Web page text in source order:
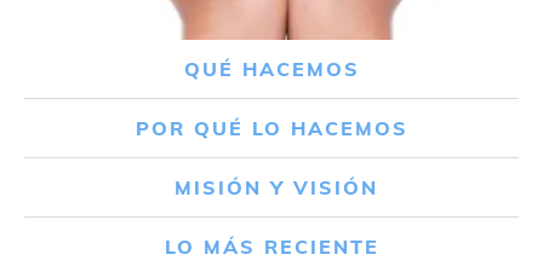
QUÉ HACEMOS
POR QUÉ LO HACEMOS
MISIÓN Y VISIÓN
LO MÁS RECIENTE